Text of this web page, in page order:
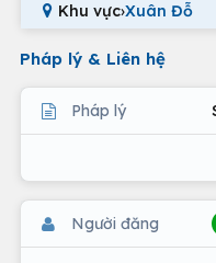
Khu vực›Xuân Đỗ
Pháp lý & Liên hệ
Pháp lý
Người đăng